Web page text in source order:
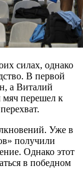
силах, однако
В первой
а Виталий
мяч перешел к
Уже в
получили
Однако этот
в победном